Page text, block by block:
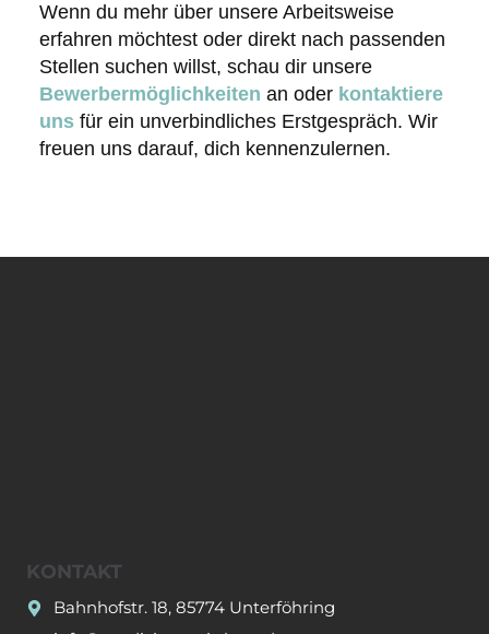
Wenn du mehr über unsere Arbeitsweise
erfahren möchtest oder direkt nach passenden
Stellen suchen willst, schau dir unsere
Bewerbermöglichkeiten an oder kontaktiere
unsfür ein unverbindliches Erstgespräch. Wir
freuen uns darauf, dich kennenzulernen.
KONTAKT
Bahnhofstr. 18, 85774 Unterföhring